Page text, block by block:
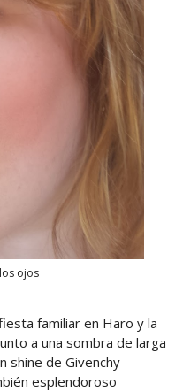
ojos
familiar en Haro y la
a una sombra de larga
shine de Givenchy
esplendoroso